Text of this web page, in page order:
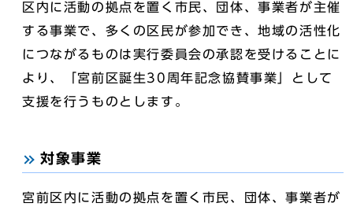
区内に活動の拠点を置く市民、団体、事業者が主催
する事業で、多くの区民が参加でき、地域の活性化
につながるものは実行委員会の承認を受けることに
より、「宮前区誕生30周年記念協賛事業」として
支援を行うものとします。
対象事業
宮前区内に活動の拠点を置く市民、団体、事業者が